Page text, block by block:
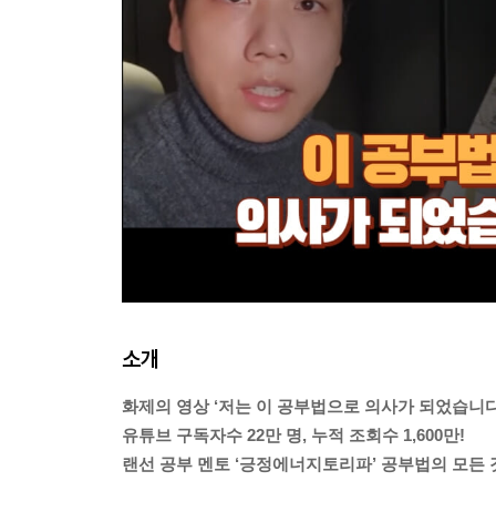
소개
화제의 영상 ‘저는 이 공부법으로 의사가 되었습니
유튜브 구독자수 22만 명, 누적 조회수 1,600만!
랜선 공부 멘토 ‘긍정에너지토리파’ 공부법의 모든